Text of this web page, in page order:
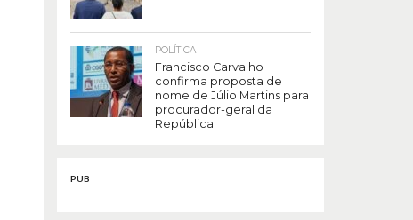
POLÍTICA
Francisco Carvalho
confirma proposta de
nome de Júlio Martins para
procurador-geral da
República
PUB